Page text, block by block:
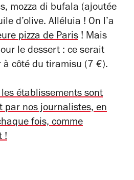
mozza di bufala (ajoutée
d’olive. Alléluia ! On l’a
pizza de Paris ! Mais
le dessert : ce serait
à côté du tiramisu (7 €).
établissements sont
par nos journalistes, en
fois, comme
!